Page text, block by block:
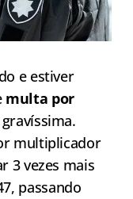
e estiver
multa por
multiplicador
3 vezes mais
passando